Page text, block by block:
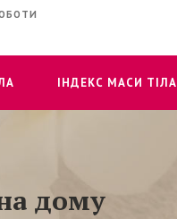
ІНДЕКС МАСИ ТІЛА
дому